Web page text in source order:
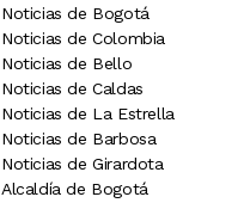
Noticias de Bogotá
Noticias de Colombia
Noticias de Bello
Noticias de Caldas
Noticias de La Estrella
Noticias de Barbosa
Noticias de Girardota
Alcaldía de Bogotá